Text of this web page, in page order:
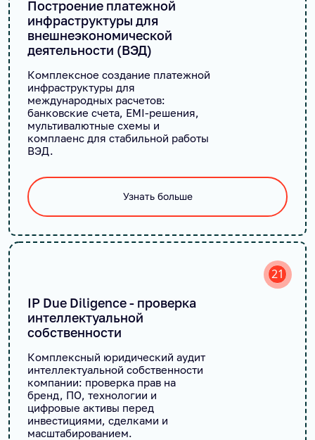
Построение платежной
инфраструктуры для
внешнеэкономической
деятельности (ВЭД)
Комплексное создание платежной
инфраструктуры для
международных расчетов:
банковские счета, EMI-решения,
мультивалютные схемы и
комплаенс для стабильной работы
ВЭД.
Узнать больше
21
IP Due Diligence - проверка
интеллектуальной
собственности
Комплексный юридический аудит
интеллектуальной собственности
компании: проверка прав на
бренд, ПО, технологии и
цифровые активы перед
инвестициями, сделками и
масштабированием.